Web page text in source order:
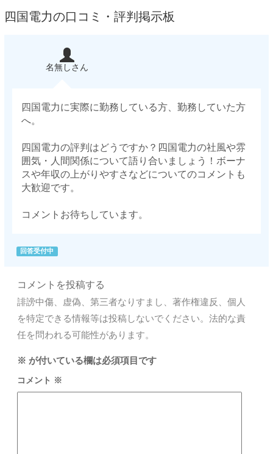
四国電力の口コミ・評判掲示板
名無しさん
四国電力に実際に勤務している方、勤務していた方
へ。
四国電力の評判はどうですか？四国電力の社風や雰
囲気・人間関係について語り合いましょう！ボーナ
スや年収の上がりやすさなどについてのコメントも
大歓迎です。
コメントお待ちしています。
回答受付中
コメントを投稿する
誹謗中傷、虚偽、第三者なりすまし、著作権違反、個人
を特定できる情報等は投稿しないでください。法的な責
任を問われる可能性があります。
※ が付いている欄は必須項目です
コメント ※